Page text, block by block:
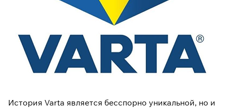
История Varta является бесспорно уникальной, но и